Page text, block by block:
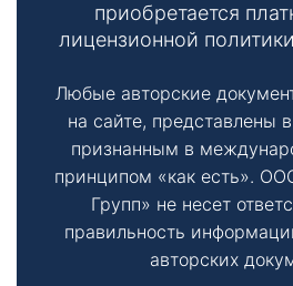
приобретается
лицензионной
Любые авторские
на сайте, представлены
признанным в
принципом «как есть».
Групп» не несет
правильность
авторских